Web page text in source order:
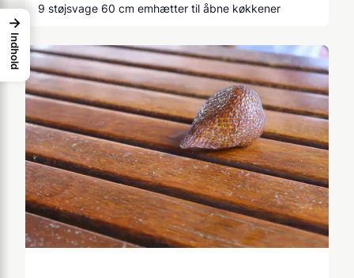
9 støjsvage 60 cm emhætter til åbne køkkener
→
Indhold